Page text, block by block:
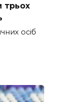
трьох
осіб